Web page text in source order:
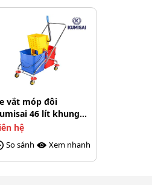
vắt móp đôi
46 lít khung
hệ
So sánh Xem nhanh